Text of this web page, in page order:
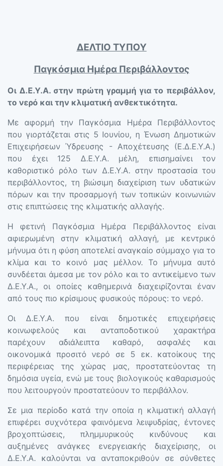
ΔΕΛΤΙΟ ΤΥΠΟΥ
Παγκόσμια Ημέρα Περιβάλλοντος
Οι Δ.Ε.Υ.Α. στην πρώτη γραμμή για το περιβάλλον,
το νερό και την κλιματική ανθεκτικότητα.
Με αφορμή την Παγκόσμια Ημέρα Περιβάλλοντος
που γιορτάζεται στις 5 Ιουνίου, η Ένωση Δημοτικών
Επιχειρήσεων Ύδρευσης - Αποχέτευσης (Ε.Δ.Ε.Υ.Α.)
που έχει 125 Δ.Ε.Υ.Α. μέλη, επισημαίνει τον
καθοριστικό ρόλο των Δ.Ε.Υ.Α. στην προστασία του
περιβάλλοντος, τη βιώσιμη διαχείριση των υδατικών
πόρων και την προσαρμογή των τοπικών κοινωνιών
στις επιπτώσεις της κλιματικής αλλαγής.
Η φετινή Παγκόσμια Ημέρα Περιβάλλοντος είναι
αφιερωμένη στην κλιματική αλλαγή, με κεντρικό
μήνυμα ότι η φύση αποτελεί αναγκαίο σύμμαχο για το
κλίμα και το κοινό μας μέλλον. Το μήνυμα αυτό
συνδέεται άμεσα με τον ρόλο και το αντικείμενο των
Δ.Ε.Υ.Α., οι οποίες καθημερινά διαχειρίζονται έναν
από τους πιο κρίσιμους φυσικούς πόρους: το νερό.
Οι Δ.Ε.Υ.Α. που είναι δημοτικές επιχειρήσεις
κοινωφελούς και ανταποδοτικού χαρακτήρα
παρέχουν αδιάλειπτα καθαρό, ασφαλές και
οικονομικά προσιτό νερό σε 5 εκ. κατοίκους της
περιφέρειας της χώρας μας, προστατεύοντας τη
δημόσια υγεία, ενώ με τους βιολογικούς καθαρισμούς
που λειτουργούν προστατεύουν το περιβάλλον.
Σε μια περίοδο κατά την οποία η κλιματική αλλαγή
επιφέρει συχνότερα φαινόμενα λειψυδρίας, έντονες
βροχοπτώσεις, πλημμυρικούς κινδύνους και
αυξημένες ανάγκες ενεργειακής διαχείρισης, οι
Δ.Ε.Υ.Α. καλούνται να ανταποκριθούν σε σύνθετες